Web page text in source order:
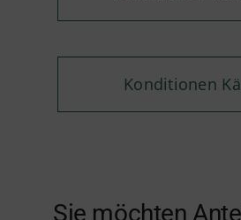
Konditionen
Sie möchten